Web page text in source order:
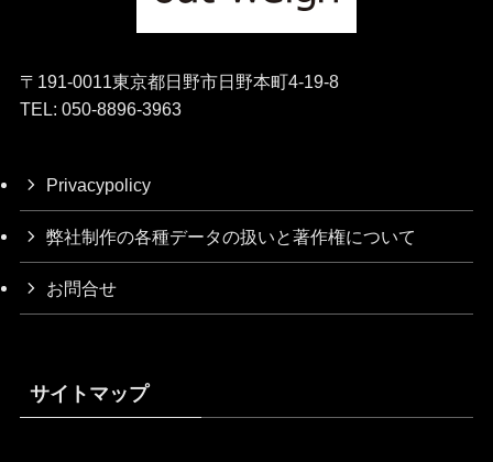
〒191-0011東京都日野市日野本町4-19-8
TEL: 050-8896-3963
Privacypolicy
弊社制作の各種データの扱いと著作権について
お問合せ
サイトマップ